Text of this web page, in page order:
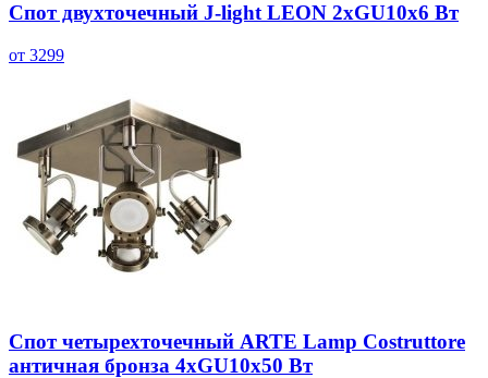
Спот двухточечный J-light LEON 2хGU10х6 Вт
от 3299
Спот четырехточечный ARTE Lamp Costruttore
античная бронза 4хGU10х50 Вт